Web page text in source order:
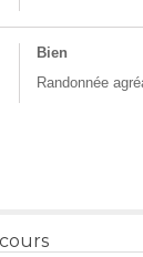
Bien
Randonnée